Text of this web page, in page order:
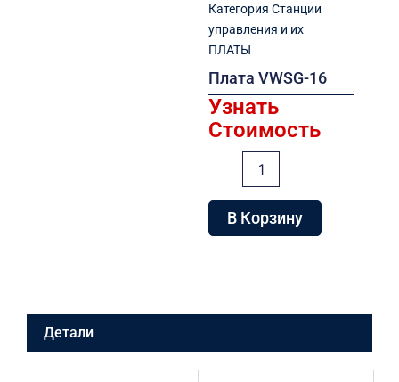
Категория Станции
управления и их
ПЛАТЫ
Плата VWSG-16
Узнать
Стоимость
VWSG-
16
В Корзину
Детали